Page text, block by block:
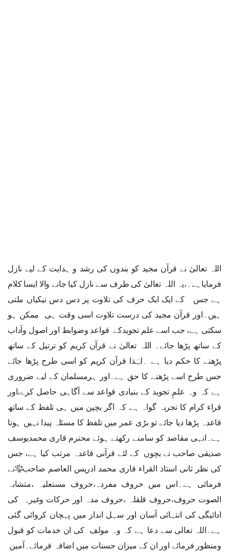
اللہ تعالیٰ نے قرآن مجید کو بندوں کی رشد و ہدایت کے لیے نازل
فرمایاہے۔،یہ اللہ تعالیٰ کی طرف سے نازل کیا جانے والا ایسا کلام
ہے جس کے ایک ایک حرف کی تلاوت پر دس دس نیکیاں ملتی
ہیں۔اور قرآن مجید کی درست تلاوت اسی وقت ہی ممکن ہو
سکتی ہے، جب اسے علم تجویدکے قواعد وضوابط اور اصول وآداب
کے ساتھ پڑھا جائے۔ اللہ تعالیٰ نے قرآن کریم کو ترتیل کے ساتھ
پڑھنے کا حکم دیا ہے ۔لہٰذا قرآن کریم کو اسی طرح پڑھا جائے
جس طرح اسے پڑھنے کا حق ہے۔اور ہرمسلمان کے لیے ضروری
ہے کہ وہ علمِ تجوید کے بنیادی قواعد سے آگاہی حاصل کرے،اور
قراء کرام کا تجربہ گواہ ہے کہ اگر بچپن میں ہی تلفظ کے ساتھ
قاعدہ پڑھا دیا جائے تو بڑی عمر میں تلفظ کا مسئلہ پیدا نہیں ہوتا
ہے۔انہی مقاصد کو سامنے رکھتے ہوئے محترم قاری محمدیوسف
صدیقی صاحب نے بچوں کے لئے قرآنی قاعدہ مرتب کیا ہے، جس
کی نظر ثانی استاذ القراء قاری محمد ادریس العاصم صاحب﷾نے
فرمائی ہے۔اس میں حروف مفردہ،حروف مستعلیہ ،متشابہ
الصوت حروف،حروف قلقلہ ،حروف مدہ اور حرکات وغیرہ کی
ادائیگی کی انتہائی آسان اور سہل انداز میں پہچان کروائی گئی
ہے۔اللہ تعالی سے دعا ہے کہ وہ مولف کی ان خدمات کو قبول
ومنظور فرمائے اور ان کے میزان حسنات میں اضافہ فرمائے۔آمین